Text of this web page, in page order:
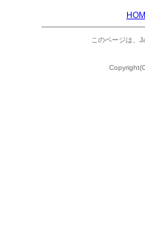
このページは、